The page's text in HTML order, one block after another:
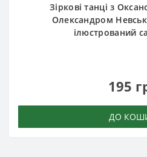
Зіркові танці з
Олександром
ілюстрований
195
ДО